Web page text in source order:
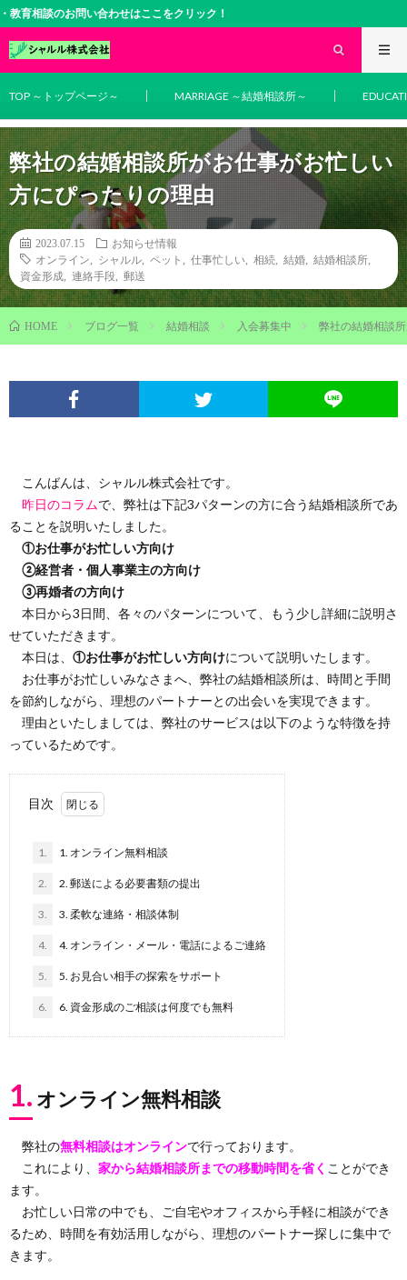
のお問い合わせはここをクリック！
TOP ～トップページ～ MARRIAGE ～結婚相談所～
弊社の結婚相談所がお仕事がお忙しい
方にぴったりの理由
2023.07.15
お知らせ情報
オンライン
シャルル ペット 仕事忙しい 相続 結婚 結婚相談所
資金形成
連絡手段 郵送
HOME ブログ一覧 結婚相談 入会募集中 弊社の結婚相談
こんばんは、シャルル株式会社です。
昨日のコラムで、弊社は下記3パターンの方に合う結婚相談所であ
ることを説明いたしました。
①お仕事がお忙しい方向け
②経営者・個人事業主の方向け
③再婚者の方向け
本日から3日間、各々のパターンについて、もう少し詳細に説明さ
せていただきます。
本日は、 ①お仕事がお忙しい方向けについて説明いたします。
お仕事がお忙しいみなさまへ、弊社の結婚相談所は、時間と手間
を節約しながら、理想のパートナーとの出会いを実現できます。
理由といたしましては、弊社のサービスは以下のような特徴を持
っているためです。
目次
1. 1. オンライン無料相談
2. 2. 郵送による必要書類の提出
3. 3. 柔軟な連絡・相談体制
4. 4. オンライン・メール・電話によるご連絡
5. 5. お見合い相手の探索をサポート
6. 6. 資金形成のご相談は何度でも無料
1. オンライン無料相談
弊社の無料相談はオンラインで行っております。
これにより、 家から結婚相談所までの移動時間を省く ことができ
ます。
お忙しい日常の中でも、ご自宅やオフィスから手軽に相談ができ
るため、時間を有効活用しながら、理想のパートナー探しに集中で
きます。